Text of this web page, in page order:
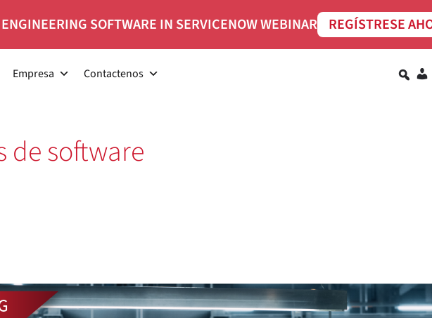
SOFTWARE IN SERVICENOW WEBINAR REGÍSTRESE
Empresa Contactenos
de software